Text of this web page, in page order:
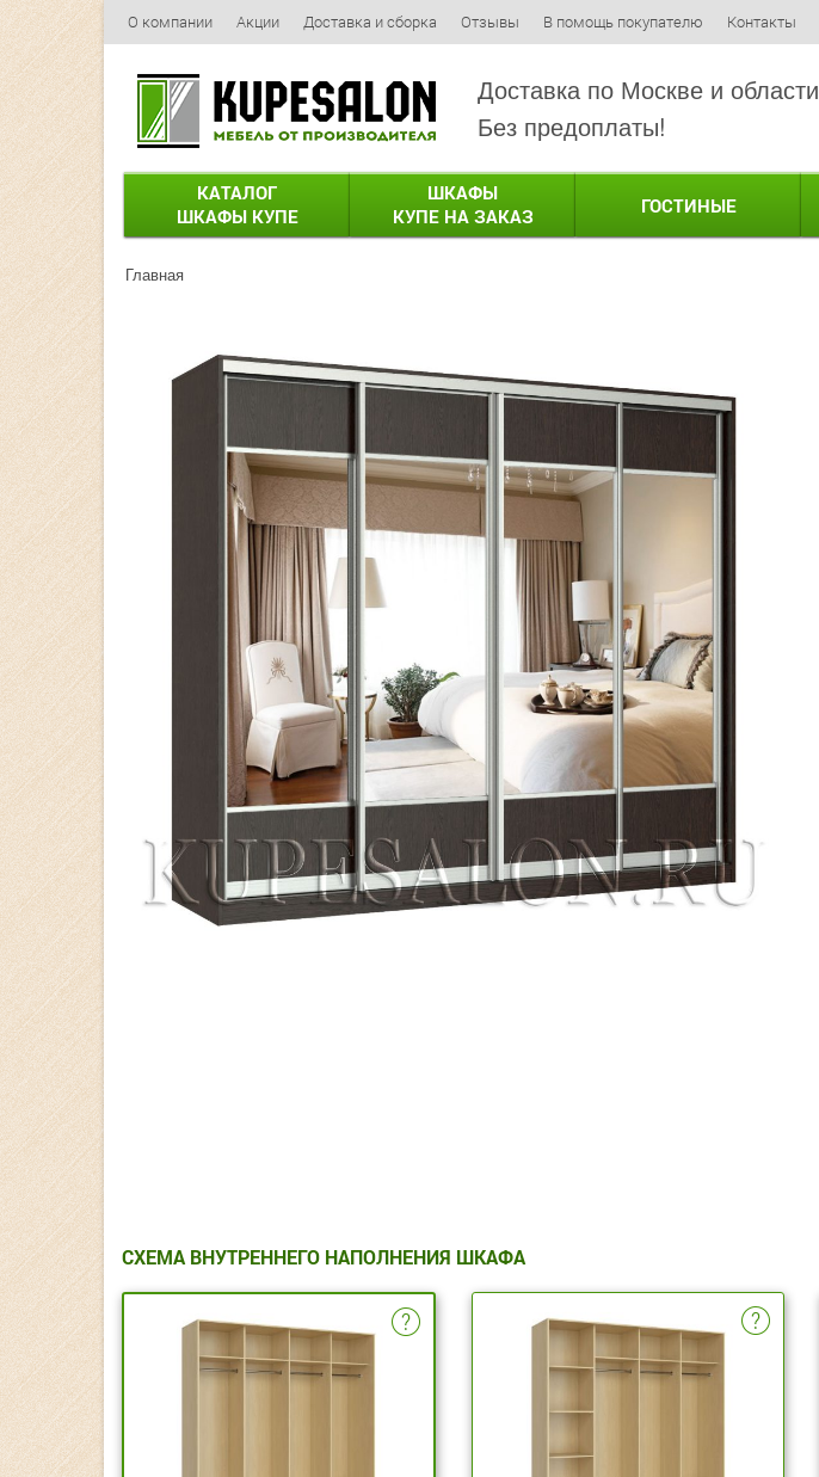
О компании Акции Доставка и сборка Отзывы В помощь покупателю Контакты
Доставка по Москве и области
Без предоплаты!
КАТАЛОГ
ШКАФЫ КУПЕ
ШКАФЫ
КУПЕ НА ЗАКАЗ
ГОСТИНЫЕ
Главная
СХЕМА ВНУТРЕННЕГО НАПОЛНЕНИЯ ШКАФА